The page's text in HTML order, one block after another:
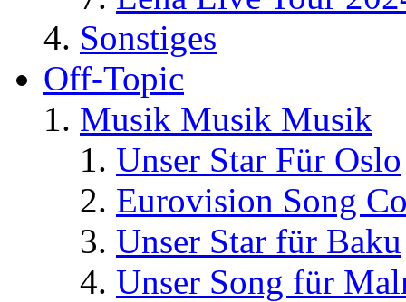
Sonstiges
Off-Topic
Musik Musik Musik
Unser Star Für Oslo
Eurovision Song
Unser Star für Baku
Unser Song für